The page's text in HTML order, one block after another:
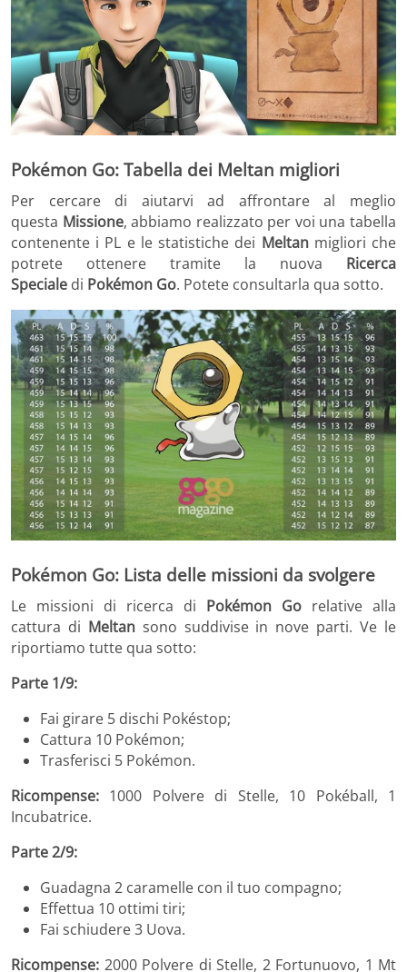
Pokémon Go: Tabella dei Meltan migliori
Per cercare di aiutarvi ad affrontare al meglio
questa Missione, abbiamo realizzato per voi una tabella
contenente i PL e le statistiche dei Meltanmigliori che
potrete ottenere tramite la nuova Ricerca
Speciale di Pokémon Go. Potete consultarla qua sotto.
Pokémon Go: Lista delle missioni da svolgere
Le missioni di ricerca di Pokémon Go relative alla
cattura di Meltansono suddivise in nove parti. Ve le
riportiamo tutte qua sotto:
Parte 1/9:
Fai girare 5 dischi Pokéstop;
Cattura 10 Pokémon;
Trasferisci 5 Pokémon.
Ricompense: 1000 Polvere di Stelle, 10 Pokéball, 1
Incubatrice.
Parte 2/9:
Guadagna 2 caramelle con il tuo compagno;
Effettua 10 ottimi tiri;
Fai schiudere 3 Uova.
Ricompense: 2000 Polvere di Stelle, 2 Fortunuovo, 1 Mt